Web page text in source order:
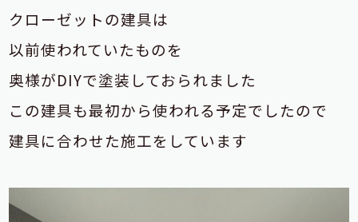
クローゼットの建具は
以前使われていたものを
奥様がDIYで塗装しておられました
この建具も最初から使われる予定でしたので
建具に合わせた施工をしています